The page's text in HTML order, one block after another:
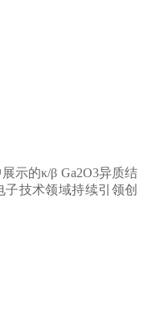
示的κ/β Ga2O3异质结
技术领域持续引领创